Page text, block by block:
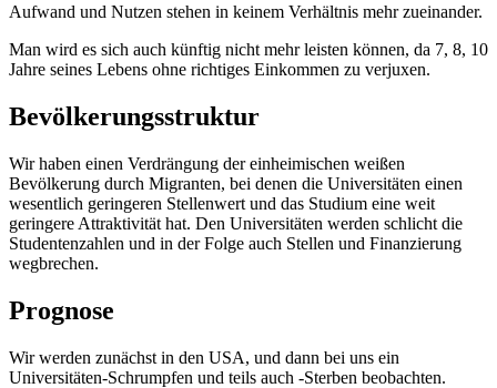
Aufwand und Nutzen stehen in keinem Verhältnis mehr zueinander.
Man wird es sich auch künftig nicht mehr leisten können, da 7, 8, 10
Jahre seines Lebens ohne richtiges Einkommen zu verjuxen.
Bevölkerungsstruktur
Wir haben einen Verdrängung der einheimischen weißen
Bevölkerung durch Migranten, bei denen die Universitäten einen
wesentlich geringeren Stellenwert und das Studium eine weit
geringere Attraktivität hat. Den Universitäten werden schlicht die
Studentenzahlen und in der Folge auch Stellen und Finanzierung
wegbrechen.
Prognose
Wir werden zunächst in den USA, und dann bei uns ein
Universitäten-Schrumpfen und teils auch -Sterben beobachten.